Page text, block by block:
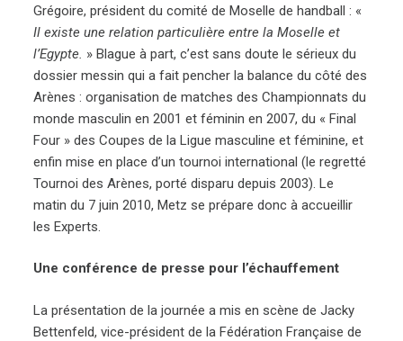
Grégoire, président du comité de Moselle de handball : «
Il existe une relation particulière entre la Moselle et
l’Egypte. » Blague à part, c’est sans doute le sérieux du
dossier messin qui a fait pencher la balance du côté des
Arènes : organisation de matches des Championnats du
monde masculin en 2001 et féminin en 2007, du « Final
Four » des Coupes de la Ligue masculine et féminine, et
enfin mise en place d’un tournoi international (le regretté
Tournoi des Arènes, porté disparu depuis 2003). Le
matin du 7 juin 2010, Metz se prépare donc à accueillir
les Experts.
Une conférence de presse pour l’échauffement
La présentation de la journée a mis en scène de Jacky
Bettenfeld, vice-président de la Fédération Française de